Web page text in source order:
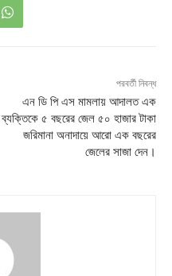
পরবর্তী নিবন্ধ
এন ডি পি এস মামলায় আদালত এক
ব্যক্তিকে ৫ বছরের জেল ৫০ হাজার টাকা
জরিমানা অনাদায়ে আরো এক বছরের
জেলের সাজা দেন।